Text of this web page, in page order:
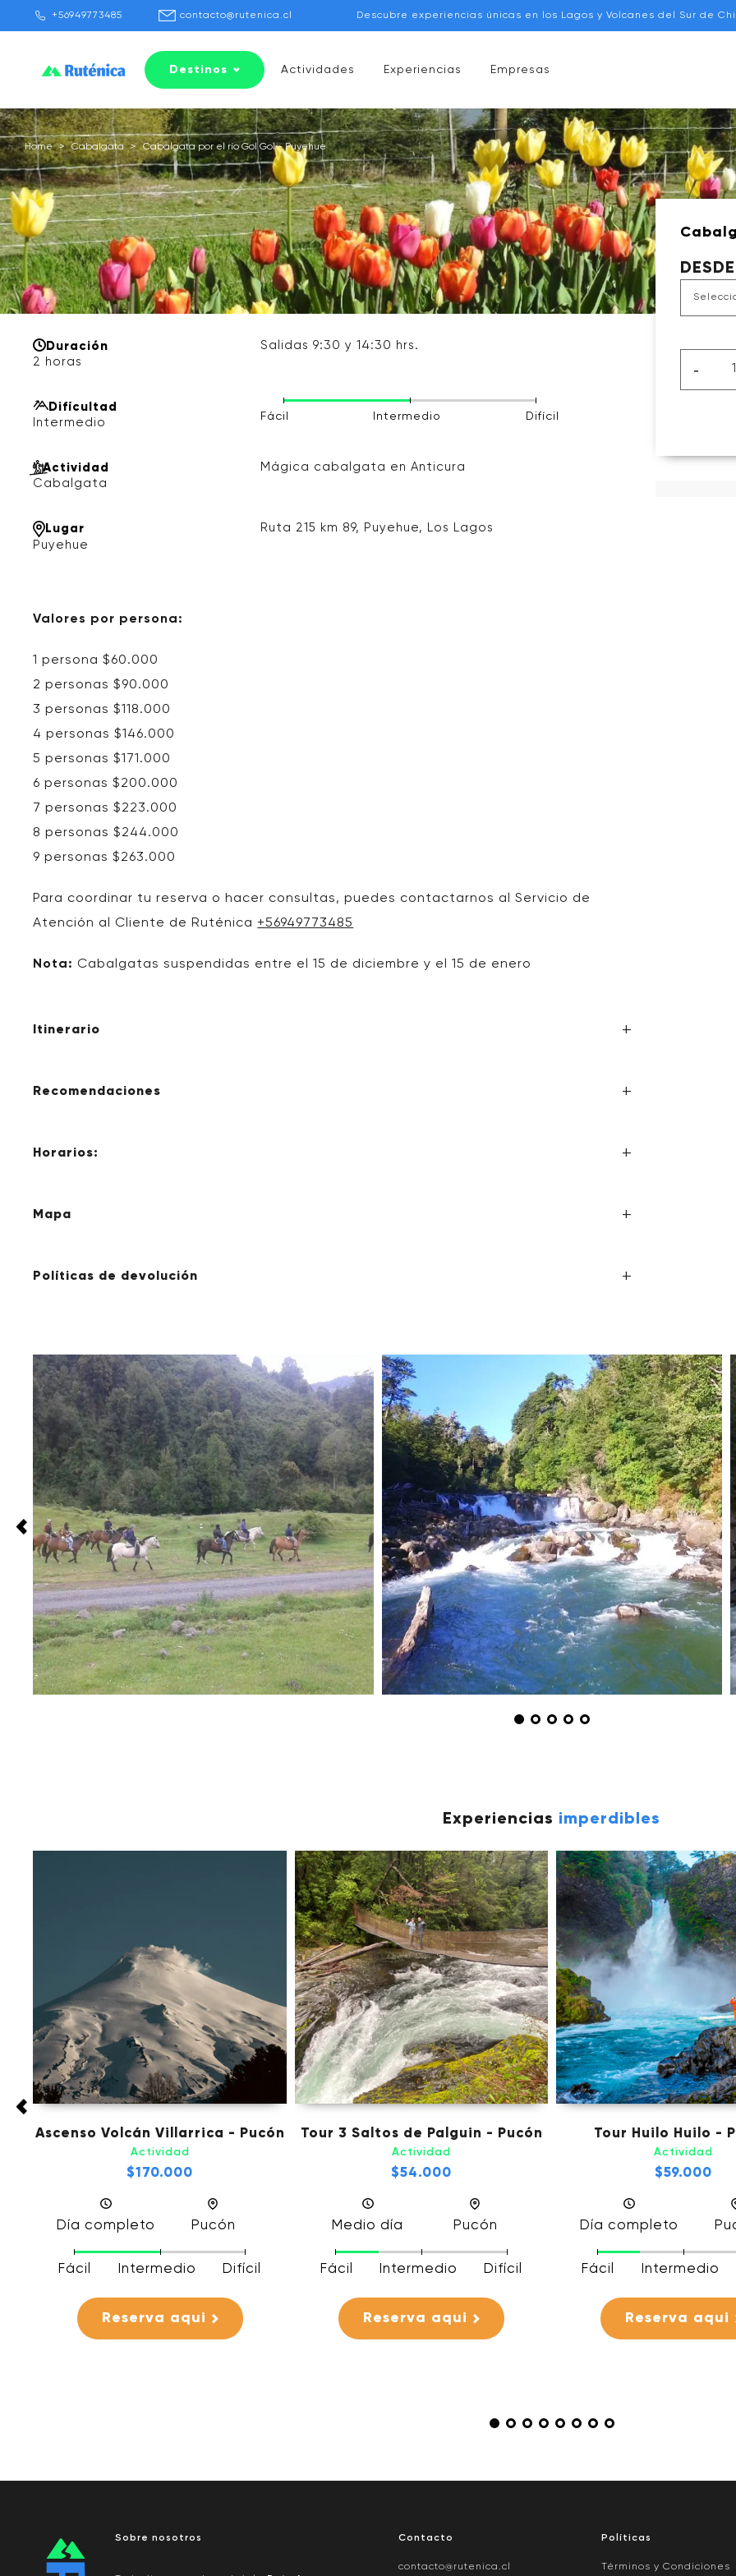
+56949773485 contacto@rutenica.cl Descubre experiencias únicas en los Lagos y Volcanes del Sur de
Destinos Actividades Experiencias Empresas
Home > Cabalgata > Cabalgata por el río Gol Gol - Puyehue
Duración
2 horas
Salidas 9:30 y 14:30 hrs.
Difícultad
Fácil Intermedio Difícil
Actividad
Cabalgata
Mágica cabalgata en Anticura
Lugar
Puyehue
Ruta 215 km 89, Puyehue, Los Lagos
Valores por persona:
1 persona $60.000
2 personas $90.000
3 personas $118.000
4 personas $146.000
5 personas $171.000
6 personas $200.000
7 personas $223.000
8 personas $244.000
9 personas $263.000
Para coordinar tu reserva o hacer consultas, puedes contactarnos al Servicio de
Atención al Cliente de Ruténica +56949773485
Nota: Cabalgatas suspendidas entre el 15 de diciembre y el 15 de enero
Itinerario
Recomendaciones
Horarios:
Mapa
Políticas de devolución
-
Experiencias imperdibles
Ascenso Volcán Villarrica - Pucón
Actividad
$170.000
Día completo Pucón
Fácil Intermedio Difícil
Reserva aqui
Tour 3 Saltos de Palguin - Pucón
Actividad
$54.000
Medio día Pucón
Fácil Intermedio Difícil
Reserva aqui
Tour Huilo Huilo -
Actividad
$59.000
Día completo
Fácil Intermedio
Reserva aqui
Sobre nosotros Contacto
contacto@rutenica.cl
Políticas
Términos y Condiciones